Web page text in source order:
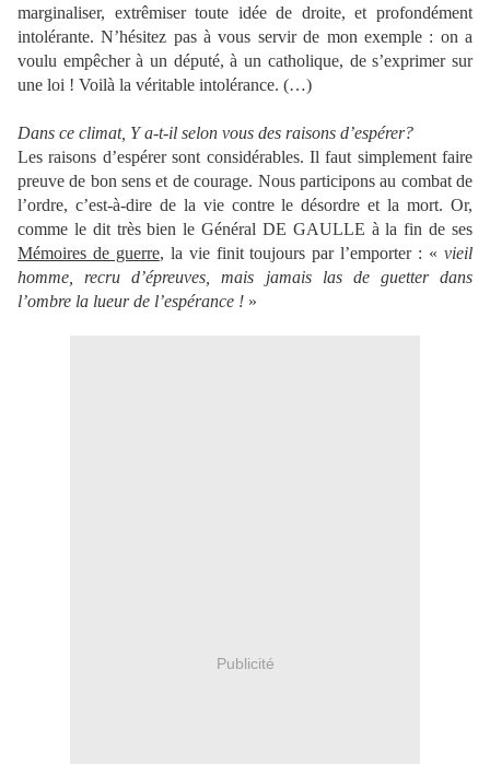
marginaliser, extrêmiser toute idée de droite, et profondément
intolérante. N’hésitez pas à vous servir de mon exemple : on a
voulu empêcher à un député, à un catholique, de s’exprimer sur
une loi ! Voilà la véritable intolérance. (…)
Dans ce climat, Y a-t-il selon vous des raisons d’espérer?
Les raisons d’espérer sont considérables. Il faut simplement faire
preuve de bon sens et de courage. Nous participons au combat de
l’ordre, c’est-à-dire de la vie contre le désordre et la mort. Or,
comme le dit très bien le Général DE GAULLE à la fin de ses
Mémoires de guerre, la vie finit toujours par l’emporter : «vieil
homme, recru d’épreuves, mais jamais las de guetter dans
l’ombre la lueur de l’espérance ! »
Publicité